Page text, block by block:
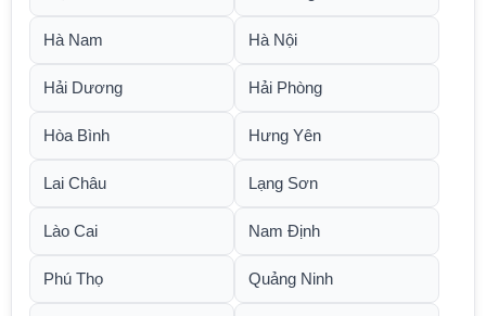
Hà Nam Hà Nội
Hải Dương Hải Phòng
Hòa Bình Hưng Yên
Lai Châu Lạng Sơn
Lào Cai Nam Định
Phú Thọ Quảng Ninh